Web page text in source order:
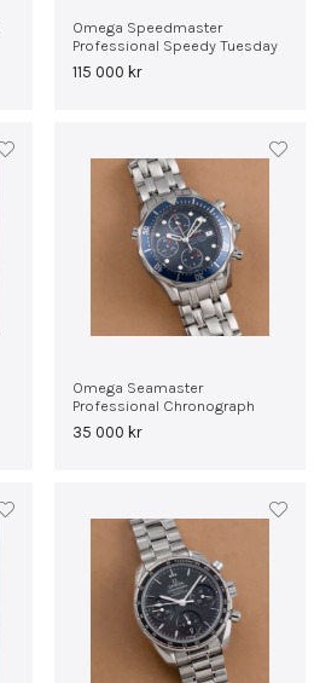
Omega Speedmaster
Professional Speedy Tuesday
115 000 kr
Omega Seamaster
Professional Chronograph
35 000 kr